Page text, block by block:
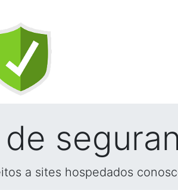
a sites hospedados